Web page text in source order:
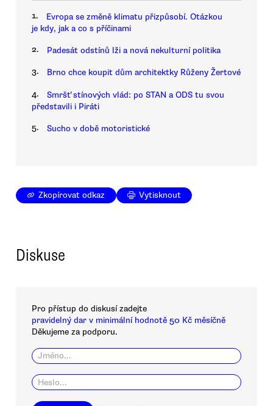
1.
Evropa se změně klimatu přizpůsobí. Otázkou
je kdy, jak a co s příčinami
2. Padesát odstínů lži a nová nekulturní politika
3. Brno chce koupit dům architektky Růženy Žertové
4.
Smršť stínových vlád: po STAN a ODS tu svou
představili i Piráti
5. Sucho v době motoristické
Zkopírovat odkaz Vytisknout
Diskuse
Pro přístup do diskusí zadejte
pravidelný dar v minimální hodnotě 50 Kč měsíčně
Děkujeme za podporu.